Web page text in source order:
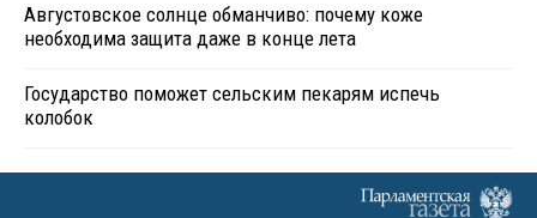
Августовское солнце обманчиво: почему коже
необходима защита даже в конце лета
Государство поможет сельским пекарям испечь
колобок